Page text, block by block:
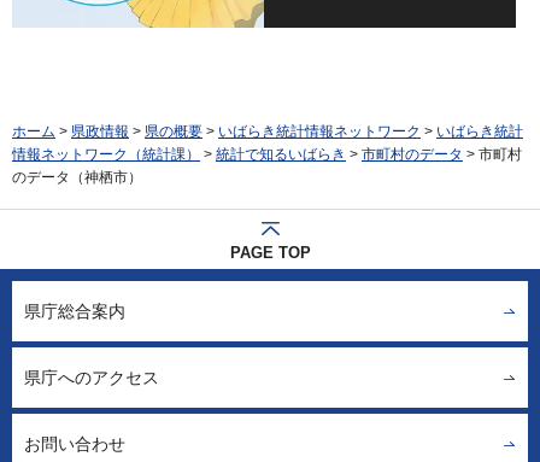
ホーム > 県政情報 > 県の概要 > いばらき統計情報ネットワーク > いばらき統計
情報ネットワーク（統計課）
> 統計で知るいばらき > 市町村のデータ > 市町村
のデータ（神栖市）
PAGE TOP
県庁総合案内
県庁へのアクセス
お問い合わせ